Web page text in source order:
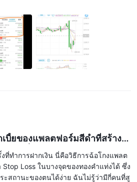
บี้ยของแพลตฟอร์มสีดำที่สร้างค
ะฉันก็ถูกหลอกลวง
ที่ทำการฝากเงิน นี่คือวิธีการฉ้อโกงแพลต
Loss ในบางจุดของทองคำแท่งได้ ซึ่ง
ะสถานะของตนได้ง่าย ฉันไม่รู้ว่ามีกี่คนที่สู